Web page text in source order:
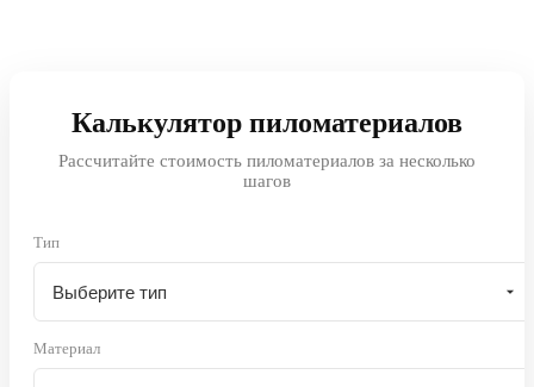
Калькулятор пиломатериалов
Рассчитайте стоимость пиломатериалов за несколько
шагов
Тип
Материал